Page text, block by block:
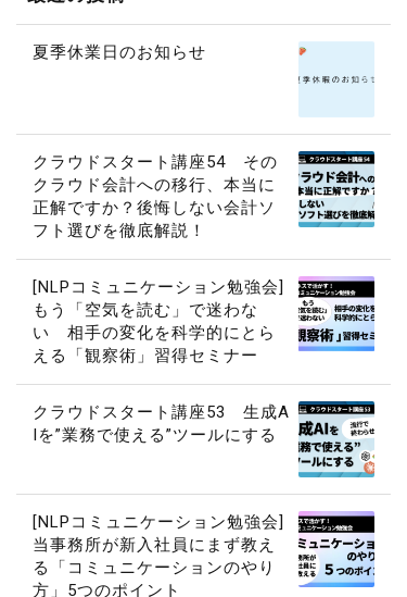
夏季休業日のお知らせ
クラウドスタート講座54 その
クラウド会計への移行、本当に
正解ですか？後悔しない会計ソ
フト選びを徹底解説！
[NLPコミュニケーション勉強会]
もう「空気を読む」で迷わな
い 相手の変化を科学的にとら
える「観察術」習得セミナー
クラウドスタート講座53 生成A
Iを”業務で使える”ツールにする
[NLPコミュニケーション勉強会]
当事務所が新入社員にまず教え
る「コミュニケーションのやり
方」5つのポイント